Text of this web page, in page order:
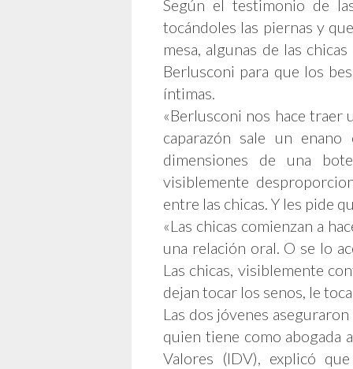
Según el testimonio de
tocándoles las piernas y
mesa, algunas de las
Berlusconi para que los
íntimas.
«Berlusconi nos hace traer
caparazón sale un
dimensiones de una
visiblemente
entre las chicas. Y les pide
«Las chicas comienzan a
una relación oral. O se lo
Las chicas, visiblemente
dejan tocar los senos, le
Las dos jóvenes
quien tiene como abogada
Valores (IDV), explicó